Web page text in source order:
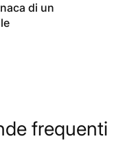
di un
frequenti